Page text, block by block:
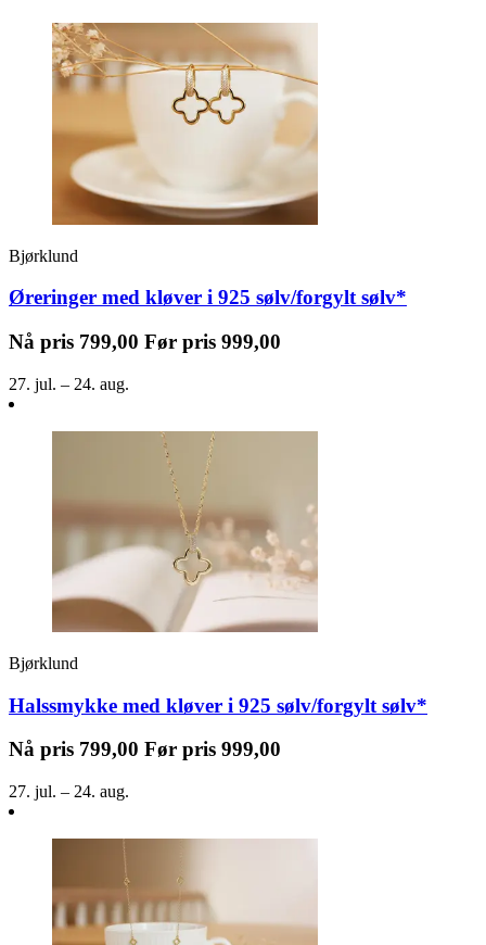
Bjørklund
Øreringer med kløver i 925 sølv/forgylt sølv*
Nå pris 799,00 Før pris 999,00
27. jul. – 24. aug.
Bjørklund
Halssmykke med kløver i 925 sølv/forgylt sølv*
Nå pris 799,00 Før pris 999,00
27. jul. – 24. aug.